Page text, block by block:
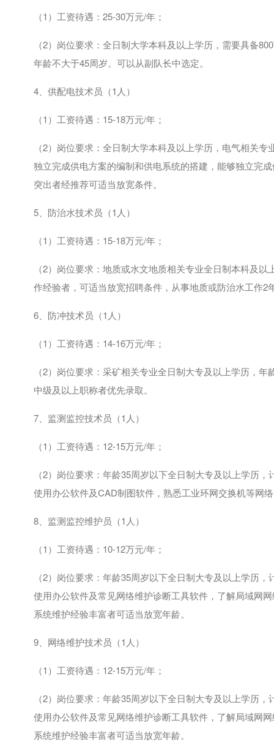
（1）工资待遇： 25-30万元/年；
（2）岗位要求：全日制大学本科及以上学历，需要具备800
年龄不大于45周岁。可以从副队长中选定。
4、供配电技术员（1 人）
（1）工资待遇： 15-18万元/年；
（2）岗位要求：全日制大学本科及以上学历，电气相关专
独立完成供电方案的编制和供电系统的搭建，能够独立完
突出者经推荐可适当放宽条件。
5、防治水技术员（1 人）
（1）工资待遇： 15-18万元/年；
（2）岗位要求：地质或水文地质相关专业全日制本科及以
作经验者，可适当放宽招聘条件，从事地质或防治水工作2
6、防冲技术员（1 人）
（1）工资待遇： 14-16万元/年；
（2）岗位要求：采矿相关专业全日制大专及以上学历，年
中级及以上职称者优先录取。
7、监测监控技术员（1 人）
（1）工资待遇： 12-15万元/年；
（2）岗位要求：年龄35周岁以下全日制大专及以上学历
使用办公软件及CAD制图软件，熟悉工业环网交换机等网
8、监测监控维护员（1 人）
（1）工资待遇： 10-12万元/年；
（2）岗位要求：年龄35周岁以下全日制大专及以上学历
使用办公软件及常见网络维护诊断工具软件，了解局域网
系统维护经验丰富者可适当放宽年龄。
9、网络维护技术员（1 人）
（1）工资待遇： 12-15万元/年；
（2）岗位要求：年龄35周岁以下全日制大专及以上学历
使用办公软件及常见网络维护诊断工具软件，了解局域网
系统维护经验丰富者可适当放宽年龄。